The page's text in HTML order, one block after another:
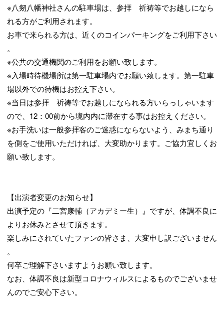
※八剱八幡神社さんの駐車場は、参拝 祈祷等でお越しになら
れる方がご利用されます。
お車で来られる方は、近くのコインパーキングをご利用下さい
。
※公共の交通機関のご利用をお願い致します。
※入場時待機場所は第一駐車場内でお願い致します。第一駐車
場以外での待機はお控え下さい。
※当日は参拝 祈祷等でお越しになられる方いらっしゃいます
ので、12：00前から境内内に滞在する事はお控えください。
※お手洗いは一般参拝客のご迷惑にならないよう、みまち通り
を側をご使用いただければ、大変助かります。ご協力宜しくお
願い致します。
【出演者変更のお知らせ】
出演予定の『二宮康輔（アカデミー生）』ですが、体調不良に
よりお休みとさせて頂きます。
楽しみにされていたファンの皆さま、大変申し訳ございません
。
何卒ご理解下さいますようお願い致します。
なお、体調不良は新型コロナウィルスによるものでございませ
んのでご安心下さい。